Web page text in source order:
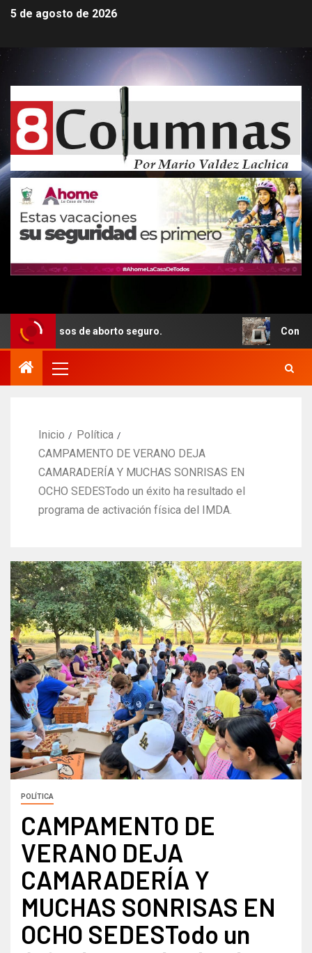
5 de agosto de 2026
de aborto seguro. Con recursos del
Inicio
Política
CAMPAMENTO DE VERANO DEJA
CAMARADERÍA Y MUCHAS SONRISAS EN
OCHO SEDESTodo un éxito ha resultado el
programa de activación física del IMDA.
POLÍTICA
CAMPAMENTO DE
VERANO DEJA
CAMARADERÍA Y
MUCHAS SONRISAS EN
OCHO SEDESTodo un